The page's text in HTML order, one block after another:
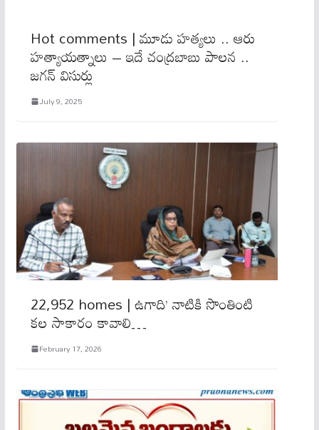
Hot comments | మూడు హ‌త్య‌లు .. ఆరు
హ‌త్యాయ‌త్నాలు – ఇదే చంద్ర‌బాబు పాల‌న ..
జ‌గ‌న్ విసుర్లు
July 9, 2025
22,952 homes | ఉగాది’ నాటికి సొంతింటి
కల సాకారం కావాలి…
February 17, 2026